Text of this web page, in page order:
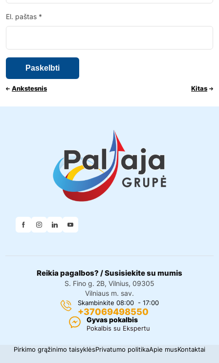
El. paštas *
Ankstesnis Kitas
Reikia pagalbos? / Susisiekite su mumis
S. Fino g. 2B, Vilnius, 09305
Vilniaus m. sav.
Skambinkite 08:00 - 17:00
+37069498550
Gyvas pokalbis
Pokalbis su Ekspertu
Pirkimo grąžinimo taisyklėsPrivatumo politikaApie musKontaktai